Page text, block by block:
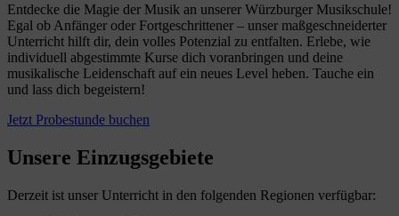
Entdecke die Magie der Musik an unserer Würzburger Musikschule!
Egal ob Anfänger oder Fortgeschrittener – unser maßgeschneiderter
Unterricht hilft dir, dein volles Potenzial zu entfalten. Erlebe, wie
individuell abgestimmte Kurse dich voranbringen und deine
musikalische Leidenschaft auf ein neues Level heben. Tauche ein
und lass dich begeistern!
Jetzt Probestunde buchen
Unsere Einzugsgebiete
Derzeit ist unser Unterricht in den folgenden Regionen verfügbar: